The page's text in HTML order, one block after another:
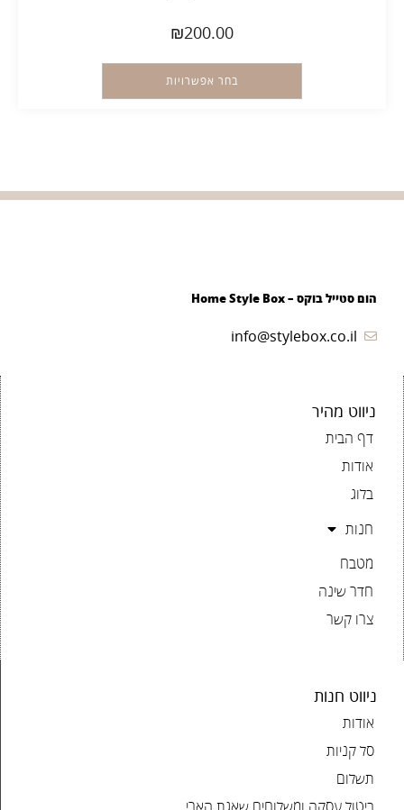
₪200.00
בחר אפשרויות
הום סטייל בוקס – Home Style Box
info@stylebox.co.il
ניווט מהיר
דף הבית
אודות
בלוג
חנות
מטבח
חדר שינה
צרו קשר
ניווט חנות
אודות
סל קניות
תשלום